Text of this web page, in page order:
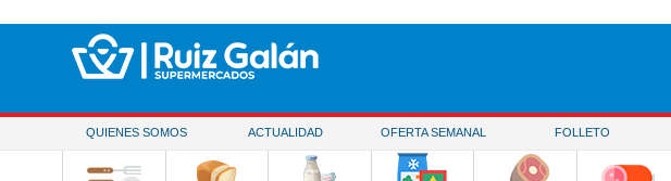
QUIENES SOMOS ACTUALIDAD OFERTA SEMANAL FOLLETO